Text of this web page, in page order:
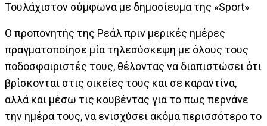
Τουλάχιστον σύμφωνα με δημοσίευμα της «Sport»
Ο προπονητής της Ρεάλ πριν μερικές ημέρες
πραγματοποίησε μία τηλεσύσκεψη με όλους τους
ποδοσφαιριστές τους, θέλοντας να διαπιστώσει ότι
βρίσκονται στις οικείες τους και σε καραντίνα,
αλλά και μέσω τις κουβέντας για το πως περνάνε
την ημέρα τους, να ενισχύσει ακόμα περισσότερο το